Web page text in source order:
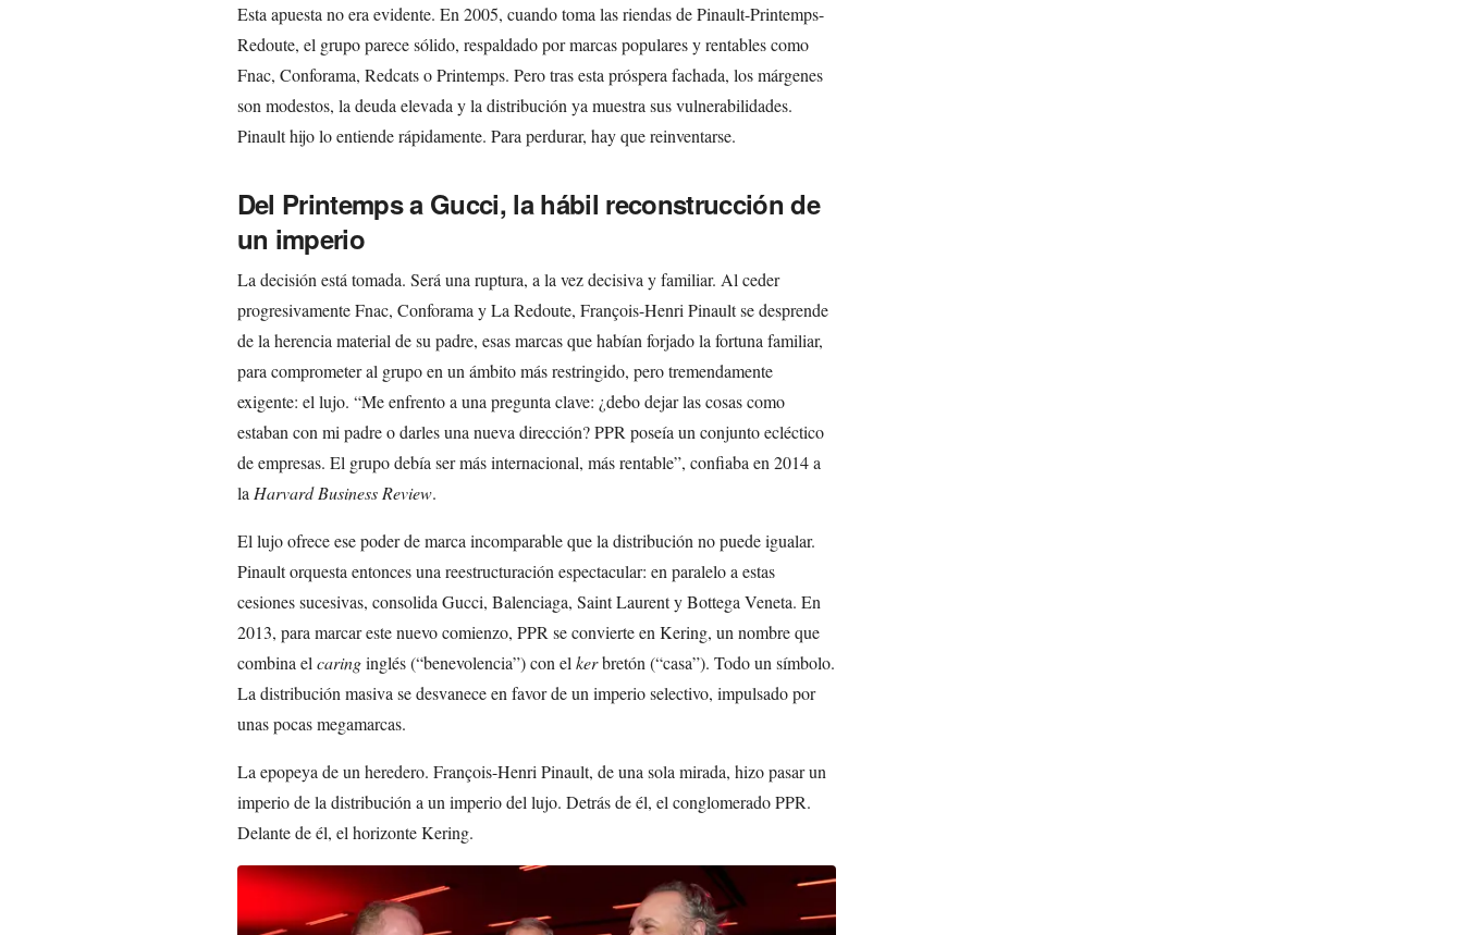
Esta apuesta no era evidente. En 2005, cuando toma las riendas de Pinault-Printemps-
Redoute, el grupo parece sólido, respaldado por marcas populares y rentables como
Fnac, Conforama, Redcats o Printemps. Pero tras esta próspera fachada, los márgenes
son modestos, la deuda elevada y la distribución ya muestra sus vulnerabilidades.
Pinault hijo lo entiende rápidamente. Para perdurar, hay que reinventarse.
Del Printemps a Gucci, la hábil reconstrucción de
un imperio
La decisión está tomada. Será una ruptura, a la vez decisiva y familiar. Al ceder
progresivamente Fnac, Conforama y La Redoute, François-Henri Pinault se desprende
de la herencia material de su padre, esas marcas que habían forjado la fortuna familiar,
para comprometer al grupo en un ámbito más restringido, pero tremendamente
exigente: el lujo. “Me enfrento a una pregunta clave: ¿debo dejar las cosas como
estaban con mi padre o darles una nueva dirección? PPR poseía un conjunto ecléctico
de empresas. El grupo debía ser más internacional, más rentable”, confiaba en 2014 a
la Harvard Business Review.
El lujo ofrece ese poder de marca incomparable que la distribución no puede igualar.
Pinault orquesta entonces una reestructuración espectacular: en paralelo a estas
cesiones sucesivas, consolida Gucci, Balenciaga, Saint Laurent y Bottega Veneta. En
2013, para marcar este nuevo comienzo, PPR se convierte en Kering, un nombre que
combina el caringinglés (“benevolencia”) con el kerbretón (“casa”). Todo un símbolo.
La distribución masiva se desvanece en favor de un imperio selectivo, impulsado por
unas pocas megamarcas.
La epopeya de un heredero. François-Henri Pinault, de una sola mirada, hizo pasar un
imperio de la distribución a un imperio del lujo. Detrás de él, el conglomerado PPR.
Delante de él, el horizonte Kering.